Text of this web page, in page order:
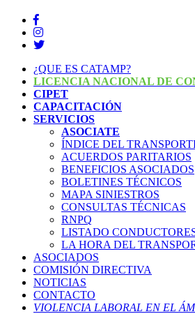
¿QUE ES CATAMP?
LICENCIA NACIONAL DE
CIPET
CAPACITACIÓN
SERVICIOS
ASOCIATE
ÍNDICE DEL
ACUERDOS PARITARIOS
BENEFICIOS ASOCIADOS
BOLETINES TÉCNICOS
MAPA SINIESTROS
CONSULTAS TÉCNICAS
RNPQ
LISTADO
LA HORA DEL
ASOCIADOS
COMISIÓN DIRECTIVA
NOTICIAS
CONTACTO
VIOLENCIA LABORAL EN EL